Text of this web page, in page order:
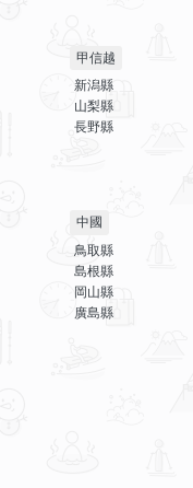
甲信越
新潟縣
山梨縣
長野縣
中國
鳥取縣
島根縣
岡山縣
廣島縣